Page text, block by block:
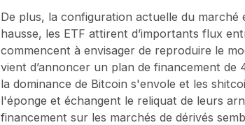
De plus, la configuration actuelle du marché
hausse, les ETF attirent d’importants flux
commencent à envisager de reproduire le
vient d’annoncer un plan de financement
la dominance de Bitcoin s'envole et les
l'éponge et échangent le reliquat de leurs
financement sur les marchés de dérivés